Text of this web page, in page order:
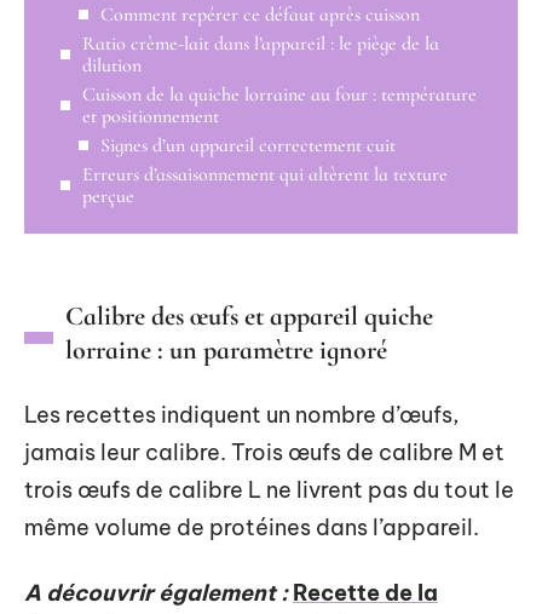
Comment repérer ce défaut après cuisson
Ratio crème-lait dans l’appareil : le piège de la
dilution
Cuisson de la quiche lorraine au four : température
et positionnement
Signes d’un appareil correctement cuit
Erreurs d’assaisonnement qui altèrent la texture
perçue
Calibre des œufs et appareil quiche
lorraine : un paramètre ignoré
Les recettes indiquent un nombre d’œufs,
jamais leur calibre. Trois œufs de calibre M et
trois œufs de calibre L ne livrent pas du tout le
même volume de protéines dans l’appareil.
A découvrir également : Recette de la